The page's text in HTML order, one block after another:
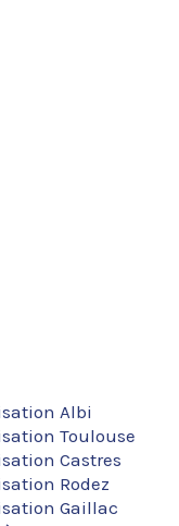
Albi
Toulouse
Castres
Rodez
Gaillac